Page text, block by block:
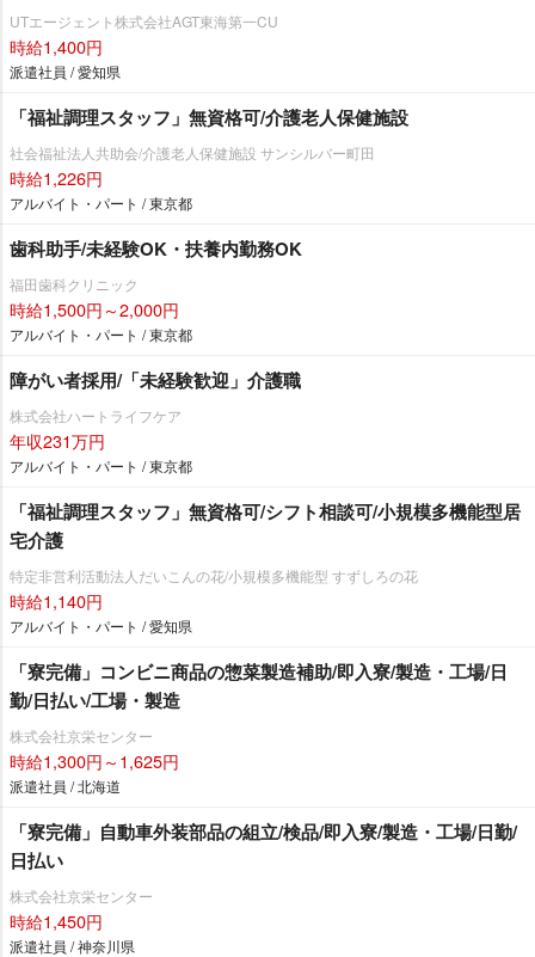
UTエージェント株式会社AGT東海第一CU
時給1,400円
派遣社員 / 愛知県
「福祉調理スタッフ」無資格可/介護老人保健施設
社会福祉法人共助会/介護老人保健施設 サンシルバー町田
時給1,226円
アルバイト・パート / 東京都
歯科助手/未経験OK・扶養内勤務OK
福田歯科クリニック
時給1,500円～2,000円
アルバイト・パート / 東京都
障がい者採用/「未経験歓迎」介護職
株式会社ハートライフケア
年収231万円
アルバイト・パート / 東京都
「福祉調理スタッフ」無資格可/シフト相談可/小規模多機能型居
宅介護
特定非営利活動法人だいこんの花/小規模多機能型 すずしろの花
時給1,140円
アルバイト・パート / 愛知県
「寮完備」コンビニ商品の惣菜製造補助/即入寮/製造・工場/日
勤/日払い/工場・製造
株式会社京栄センター
時給1,300円～1,625円
派遣社員 / 北海道
「寮完備」自動車外装部品の組立/検品/即入寮/製造・工場/日勤/
日払い
株式会社京栄センター
時給1,450円
派遣社員 / 神奈川県